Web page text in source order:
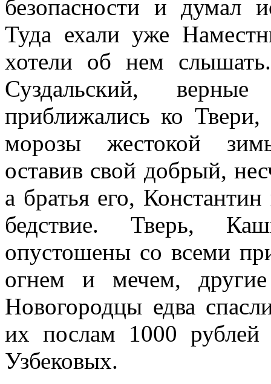
безопасности и думал
Туда ехали уже
хотели об нем
Суздальский,
приближались ко Твери,
морозы жестокой
оставив свой добрый,
а братья его,
бедствие. Тверь,
опустошены со всеми
огнем и мечем,
Новогородцы едва
их послам 1000
Узбековых.